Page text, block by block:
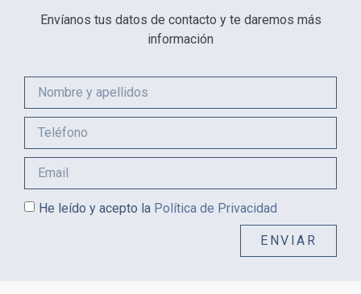
Envíanos tus datos de contacto y te daremos más
información
He leído y acepto la Política de Privacidad
ENVIAR